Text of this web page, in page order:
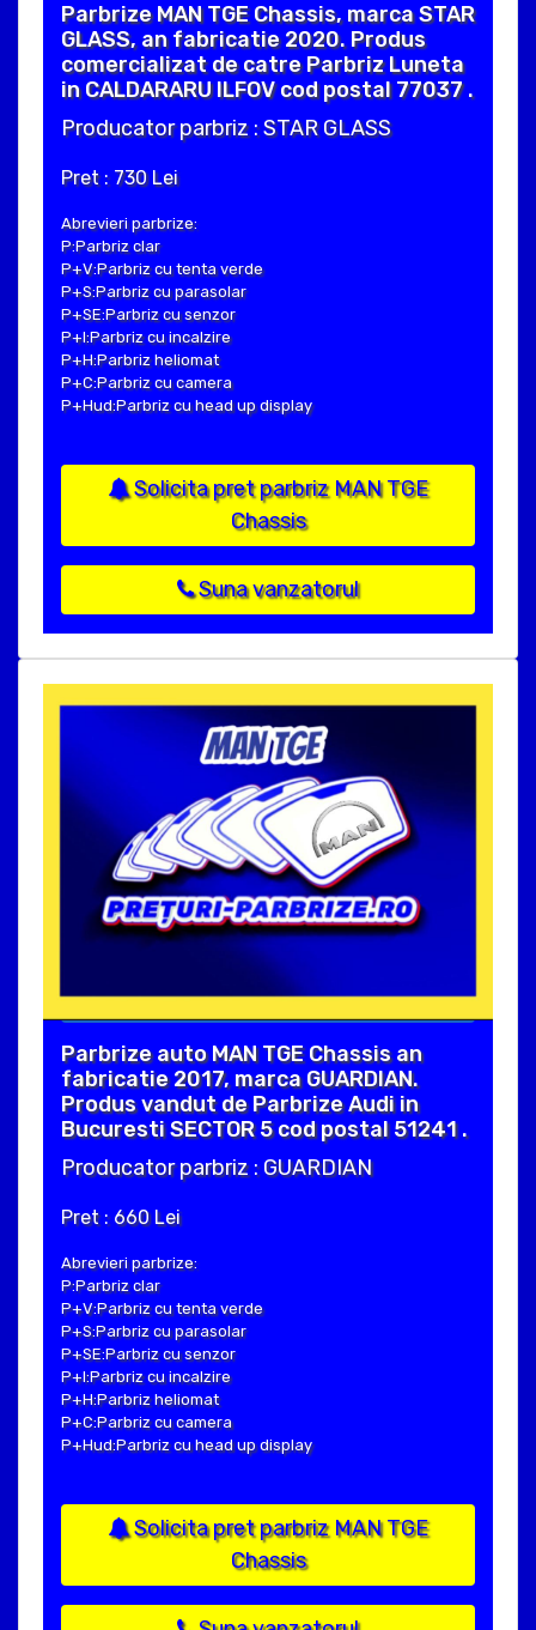
Parbrize MAN TGE Chassis, marca STAR
GLASS, an fabricatie 2020. Produs
comercializat de catre Parbriz Luneta
in CALDARARU ILFOV cod postal 77037 .
Producator parbriz : STAR GLASS
Pret : 730 Lei
Abrevieri parbrize:
P:Parbriz clar
P+V:Parbriz cu tenta verde
P+S:Parbriz cu parasolar
P+SE:Parbriz cu senzor
P+I:Parbriz cu incalzire
P+H:Parbriz heliomat
P+C:Parbriz cu camera
P+Hud:Parbriz cu head up display
Solicita pret parbriz MAN TGE
Chassis
Suna vanzatorul
Parbrize auto MAN TGE Chassis an
fabricatie 2017, marca GUARDIAN.
Produs vandut de Parbrize Audi in
Bucuresti SECTOR 5 cod postal 51241 .
Producator parbriz : GUARDIAN
Pret : 660 Lei
Abrevieri parbrize:
P:Parbriz clar
P+V:Parbriz cu tenta verde
P+S:Parbriz cu parasolar
P+SE:Parbriz cu senzor
P+I:Parbriz cu incalzire
P+H:Parbriz heliomat
P+C:Parbriz cu camera
P+Hud:Parbriz cu head up display
Solicita pret parbriz MAN TGE
Chassis